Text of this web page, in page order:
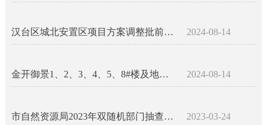
汉台区城北安置区项目方案调整批前公示牌 2024-08-14
金开御景1、2、3、4、5、8#楼及地下车库项目规划条件核实结果公开 2024-08-14
市自然资源局2023年双随机部门抽查计划（第一批次） 2023-03-24